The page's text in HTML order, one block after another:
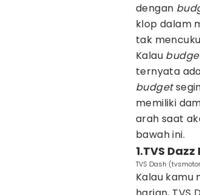
dengan
klop dalam
tak
Kalau
ternyata
budget
memiliki
arah saat
bawah ini.
1.TVS Dazz
TVS Dash
Kalau kamu